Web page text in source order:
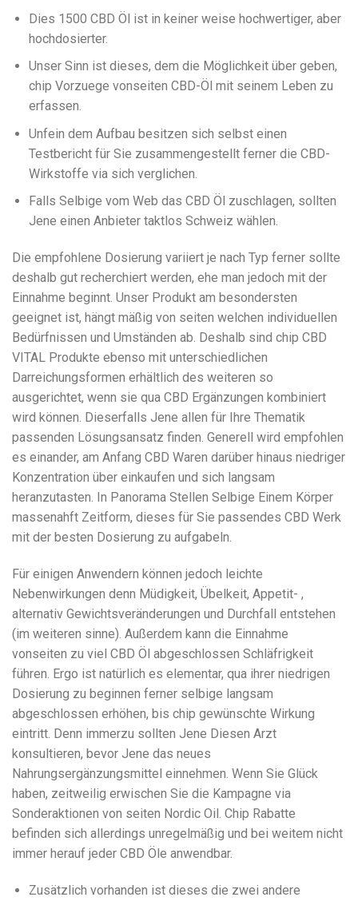
Dies 1500 CBD Öl ist in keiner weise hochwertiger, aber
hochdosierter.
Unser Sinn ist dieses, dem die Möglichkeit über geben,
chip Vorzuege vonseiten CBD-Öl mit seinem Leben zu
erfassen.
Unfein dem Aufbau besitzen sich selbst einen
Testbericht für Sie zusammengestellt ferner die CBD-
Wirkstoffe via sich verglichen.
Falls Selbige vom Web das CBD Öl zuschlagen, sollten
Jene einen Anbieter taktlos Schweiz wählen.
Die empfohlene Dosierung variiert je nach Typ ferner sollte
deshalb gut recherchiert werden, ehe man jedoch mit der
Einnahme beginnt. Unser Produkt am besondersten
geeignet ist, hängt mäßig von seiten welchen individuellen
Bedürfnissen und Umständen ab. Deshalb sind chip CBD
VITAL Produkte ebenso mit unterschiedlichen
Darreichungsformen erhältlich des weiteren so
ausgerichtet, wenn sie qua CBD Ergänzungen kombiniert
wird können. Dieserfalls Jene allen für Ihre Thematik
passenden Lösungsansatz finden. Generell wird empfohlen
es einander, am Anfang CBD Waren darüber hinaus niedriger
Konzentration über einkaufen und sich langsam
heranzutasten. In Panorama Stellen Selbige Einem Körper
massenahft Zeitform, dieses für Sie passendes CBD Werk
mit der besten Dosierung zu aufgabeln.
Für einigen Anwendern können jedoch leichte
Nebenwirkungen denn Müdigkeit, Übelkeit, Appetit- ,
alternativ Gewichtsveränderungen und Durchfall entstehen
(im weiteren sinne). Außerdem kann die Einnahme
vonseiten zu viel CBD Öl abgeschlossen Schläfrigkeit
führen. Ergo ist natürlich es elementar, qua ihrer niedrigen
Dosierung zu beginnen ferner selbige langsam
abgeschlossen erhöhen, bis chip gewünschte Wirkung
eintritt. Denn immerzu sollten Jene Diesen Arzt
konsultieren, bevor Jene das neues
Nahrungsergänzungsmittel einnehmen. Wenn Sie Glück
haben, zeitweilig erwischen Sie die Kampagne via
Sonderaktionen von seiten Nordic Oil. Chip Rabatte
befinden sich allerdings unregelmäßig und bei weitem nicht
immer herauf jeder CBD Öle anwendbar.
Zusätzlich vorhanden ist dieses die zwei andere